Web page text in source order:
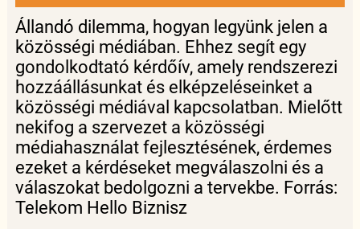
Állandó dilemma, hogyan legyünk jelen a
közösségi médiában. Ehhez segít egy
gondolkodtató kérdőív, amely rendszerezi
hozzáállásunkat és elképzeléseinket a
közösségi médiával kapcsolatban. Mielőtt
nekifog a szervezet a közösségi
médiahasználat fejlesztésének, érdemes
ezeket a kérdéseket megválaszolni és a
válaszokat bedolgozni a tervekbe. Forrás:
Telekom Hello Biznisz